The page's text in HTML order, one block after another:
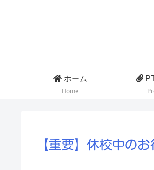
ホーム
Home
【重要】休校中の